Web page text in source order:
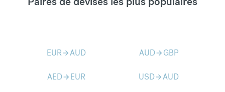
EURarrow_forwardAUD AUDarrow_forward GBP
AEDarrow_forward EUR USDarrow_forwardAUD